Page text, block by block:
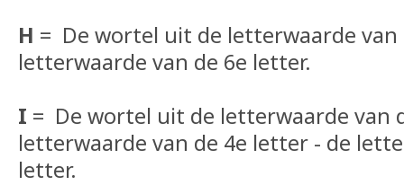
H = De wortel uit de letterwaarde van
letterwaarde van de 6e letter.
I = De wortel uit de letterwaarde van
letterwaarde van de 4e letter - de
letter.